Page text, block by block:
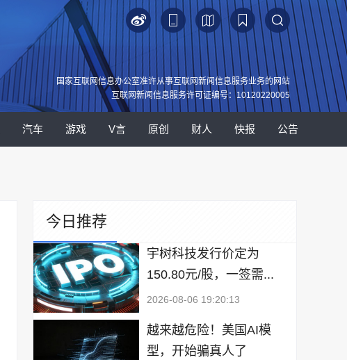
国家互联网信息办公室准许从事互联网新闻信息服务业务的网站
互联网新闻信息服务许可证编号：10120220005
汽车 游戏 V言 原创 财人 快报 公告
今日推荐
宇树科技发行价定为
150.80元/股，一签需...
2026-08-06 19:20:13
越来越危险！美国AI模
型，开始骗真人了